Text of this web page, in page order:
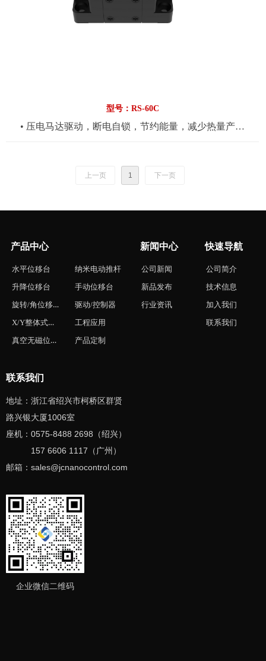
型号：RS-60C
• 压电马达驱动，断电自锁，节约能量，减少热量产生
• 可应用于光学组装，微纳加工，激光，自动化等领域
• 货期与价格请拨打0575-84882698咨询
上一页 1 下一页
联系我们
地址：浙江省绍兴市柯桥区群贤
路兴银大厦1006室
座机：0575-8488 2698（绍兴）
157 6606 1117（广州）
邮箱：sales@jcnanocontrol .com
企业微信二维码
产品中心
纳米电动推杆
手动位移台
驱动/控制器
工程应用
产品定制
水平位移台
升降位移台
旋转/角位移台
X/Y整体式位移台
真空无磁位移台
新闻中心
公司新闻
新品发布
行业资讯
快速导航
公司简介
技术信息
加入我们
联系我们